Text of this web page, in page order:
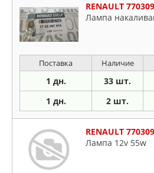
RENAULT
Лампа
Поставка Наличие
1 дн. 33 шт.
1 дн. 2 шт.
RENAULT
Лампа 12v 55w